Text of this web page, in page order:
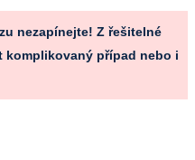
nezapínejte! Z řešitelné
komplikovaný případ nebo i